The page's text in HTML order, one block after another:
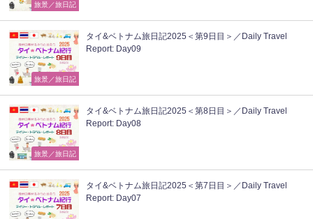
旅景／旅日記
旅景／旅日記
タイ&ベトナム旅日記2025＜第9日目＞／Daily Travel
Report: Day09
旅景／旅日記
タイ&ベトナム旅日記2025＜第8日目＞／Daily Travel
Report: Day08
タイ&ベトナム旅日記2025＜第7日目＞／Daily Travel
Report: Day07